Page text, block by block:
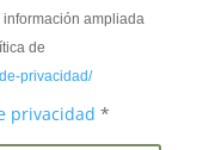
ampliada
de
privacidad/
privacidad *